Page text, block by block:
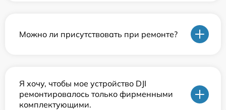
Можно ли присутствовать при ремонте?
Я хочу, чтобы мое устройство DJI
ремонтировалось только фирменными
комплектующими.